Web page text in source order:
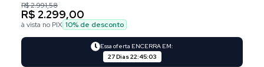
R$ 2.991,58
R$ 2.299,00
à vista no PIX 10% de desconto
Essa oferta ENCERRA EM:
27 Dias22:45:02